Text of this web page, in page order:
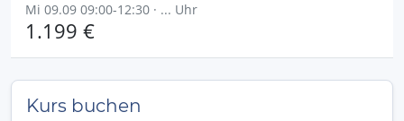
Mi 09.09 09:00-12:30 · ... Uhr
1.199 €
Kurs buchen